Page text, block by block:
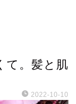
て。髪と肌
2022-10-10